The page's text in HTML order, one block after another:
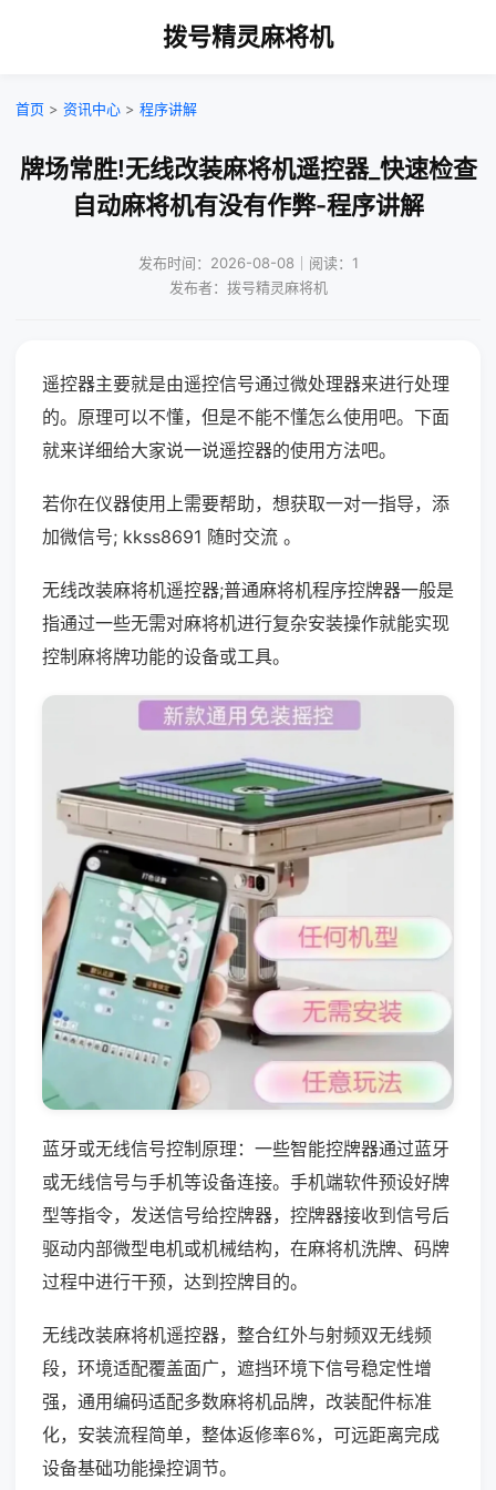
拨号精灵麻将机
首页 > 资讯中心 > 程序讲解
牌场常胜!无线改装麻将机遥控器_快速检查
自动麻将机有没有作弊-程序讲解
发布时间：2026-08-08｜阅读：1
发布者：拨号精灵麻将机
遥控器主要就是由遥控信号通过微处理器来进行处理
的。原理可以不懂，但是不能不懂怎么使用吧。下面
就来详细给大家说一说遥控器的使用方法吧。
若你在仪器使用上需要帮助，想获取一对一指导，添
加微信号; kkss8691 随时交流 。
无线改装麻将机遥控器;普通麻将机程序控牌器一般是
指通过一些无需对麻将机进行复杂安装操作就能实现
控制麻将牌功能的设备或工具。
蓝牙或无线信号控制原理：一些智能控牌器通过蓝牙
或无线信号与手机等设备连接。手机端软件预设好牌
型等指令，发送信号给控牌器，控牌器接收到信号后
驱动内部微型电机或机械结构，在麻将机洗牌、码牌
过程中进行干预，达到控牌目的。
无线改装麻将机遥控器，整合红外与射频双无线频
段，环境适配覆盖面广，遮挡环境下信号稳定性增
强，通用编码适配多数麻将机品牌，改装配件标准
化，安装流程简单，整体返修率6%，可远距离完成
设备基础功能操控调节。